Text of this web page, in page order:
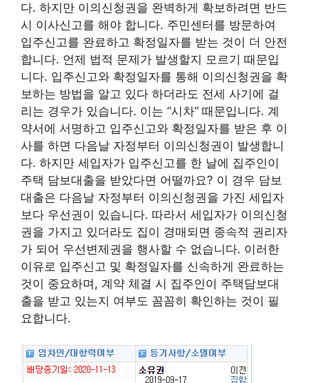
다. 하지만 이의신청권을 완벽하게 확보하려면 반드
시 이사신고를 해야 합니다. 주민센터를 방문하여
입주신고를 완료하고 확정일자를 받는 것이 더 안전
합니다. 언제 법적 문제가 발생할지 모르기 때문입
니다. 입주신고와 확정일자를 통해 이의신청권을 확
보하는 방법을 알고 있다 하더라도 전세 사기에 걸
리는 경우가 있습니다. 이는 “시차” 때문입니다. 계
약서에 서명하고 입주신고와 확정일자를 받은 후 이
사를 하면 다음날 자정부터 이의신청권이 발생합니
다. 하지만 세입자가 입주신고를 한 날에 집주인이
주택 담보대출을 받았다면 어떨까요? 이 경우 담보
대출은 다음날 자정부터 이의신청권을 가진 세입자
보다 우선권이 있습니다. 따라서 세입자가 이의신청
권을 가지고 있더라도 집이 경매되면 종속적 권리자
가 되어 우선변제권을 행사할 수 없습니다. 이러한
이유로 입주신고 및 확정일자를 신속하게 완료하는
것이 중요하며, 계약 체결 시 집주인이 주택담보대
출을 받고 있는지 여부도 꼼꼼히 확인하는 것이 필
요합니다.